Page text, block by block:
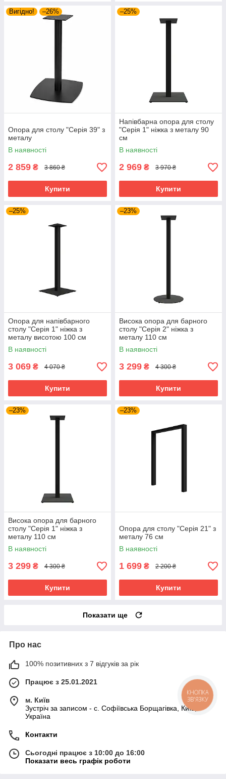
Вигідно! –26%
Опора для столу "Серія 39" з
металу
В наявності
2 859 ₴ 3 860 ₴
Купити
–25%
Напівбарна опора для столу
"Серія 1" ніжка з металу 90
см
В наявності
2 969 ₴ 3 970 ₴
Купити
–25%
Опора для напівбарного
столу "Серія 1" ніжка з
металу висотою 100 см
В наявності
3 069 ₴ 4 070 ₴
Купити
–23%
Висока опора для барного
столу "Серія 2" ніжка з
металу 110 см
В наявності
3 299 ₴ 4 300 ₴
Купити
–23%
Висока опора для барного
столу "Серія 1" ніжка з
металу 110 см
В наявності
3 299 ₴ 4 300 ₴
Купити
–23%
Опора для столу "Серія 21" з
металу 76 см
В наявності
1 699 ₴ 2 200 ₴
Купити
Показати ще
Про нас
100% позитивних з 7 відгуків за рік
Працює з 25.01.2021
м. Київ
Зустріч за записом - с. Софіївська Борщагівка, Київ,
Україна
Контакти
Сьогодні працює з 10:00 до 16:00
Показати весь графік роботи
КНОПКА
ЗВ'ЯЗКУ